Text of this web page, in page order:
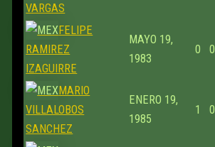
VARGAS
FELIPE
RAMIREZ
IZAGUIRRE
MAYO 19,
1983
0 0
MARIO
VILLALOBOS
SANCHEZ
ENERO 19,
1985
1 0